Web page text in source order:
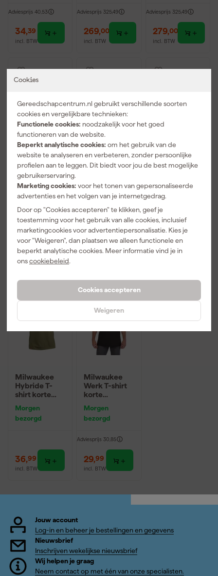
Cookies
Gereedschapcentrum.nl gebruikt verschillende soorten
cookies en vergelijkbare technieken:
Functionele cookies: noodzakelijk voor het goed
functioneren van de website.
Beperkt analytische cookies: om het gebruik van de
website te analyseren en verbeteren, zonder persoonlijke
profielen aan te leggen. Dit biedt voor jou de best mogelijke
gebruikerservaring.
Marketing cookies: voor het tonen van gepersonaliseerde
advertenties en het volgen van je internetgedrag.
Door op "Cookies accepteren" te klikken, geef je
toestemming voor het gebruik van alle cookies, inclusief
marketingcookies voor advertentiepersonalisatie. Kies je
voor "Weigeren", dan plaatsen we alleen functionele en
beperkt analytische cookies. Meer informatie vind je in
onscookiebeleid.
Cookies accepteren
Weigeren
Grijs -XXL
Adviesprijs 40,53
34,39
incl. BTW
Adviesprijs 325,49
269,00
incl. BTW
Adviesprijs 325,49
279,00
incl. BTW
Milwaukee
M12 HPJBL3-0
(XXL)
Verwarmde
Puffer Jacket
Zwart XXL
Morgen
260 09
incl. BTW
Milwaukee
zwart - XXL
Morgen
149,99
incl. BTW
Milwaukee
Hybride T-
mouwen -
zwart - XXL
Morgen
36 ,99
incl. BTW
Milwaukee
Hybride T-
shirt korte
groen - XXL
Morgen
bezorgd
36,99
incl. BTW
Milwaukee
Werk T-shirt
korte
zwart - XXL
Morgen
bezorgd
Adviesprijs 30,85
29,99
incl. BTW
Jouw account
Log-in en beheer je bestellingen en gegevens
Nieuwsbrief
Inschrijven wekelijkse nieuwsbrief
Wij helpen je graag
Neem contact op met één van onze specialisten.